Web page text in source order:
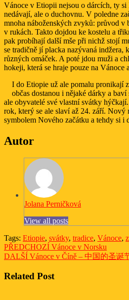
Vánoce v Etiopii nejsou o dárcích, ty si
nedávají, ale o duchovnu. V poledne
mnoha náboženských zvyků: průvod v
v rukách. Takto dojdou ke kostelu a
pak probíhají další mše při nichž stojí
se tradičně jí placka nazývaná indžera,
různých omáček. A poté jdou muži a
hokeji, která se hraje pouze na Vánoce
I do Etiopie už ale pomalu pronikají
občas dostanou i nějaké dárky a
ale obyvatelé své vlastní svátky
rok, který se ale slaví až 24. září. Nový
symbolem Nového začátku a tehdy si i
Autor
Jolana Perničková
View all posts
Tags: Etiopie, svátky, tradice, Vánoce,
Navigace
pro
příspěvek
PŘEDCHOZÍ Previous
post:
Vánoce v Norsku
DALŠÍ Next
Vánoce v Číně – 中国的圣诞
Related Post